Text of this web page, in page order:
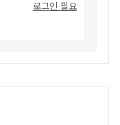
로그인 필요